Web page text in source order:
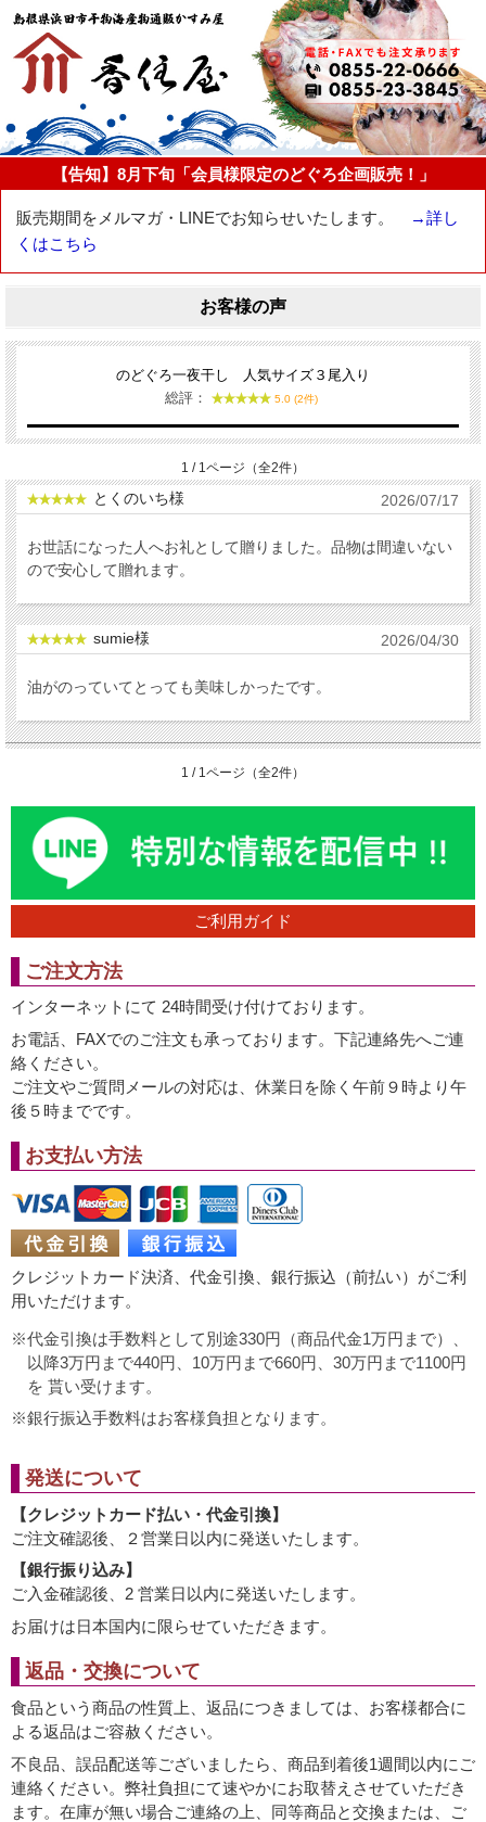
【告知】8月下旬「会員様限定のどぐろ企画販売！」
販売期間をメルマガ・LINEでお知らせいたします。
→詳し
くはこちら
お客様の声
のどぐろ一夜干し 人気サイズ３尾入り
総評：
5.0 (2件)
1 / 1ページ（全2件）
とくのいち様 2026/07/17
お世話になった人へお礼として贈りました。品物は間違いない
ので安心して贈れます。
sumie様 2026/04/30
油がのっていてとっても美味しかったです。
1 / 1ページ（全2件）
ご利用ガイド
ご注文方法
インターネットにて 24時間受け付けております。
お電話、FAXでのご注文も承っております。下記連絡先へご連
絡ください。
ご注文やご質問メールの対応は、休業日を除く午前９時より午
後５時までです。
お支払い方法
クレジットカード決済、代金引換、銀行振込（前払い）がご利
用いただけます。
代金引換は手数料として別途330円（商品代金1万円まで）、
以降3万円まで440円、10万円まで660円、30万円まで1100円
を 貰い受けます。
銀行振込手数料はお客様負担となります。
発送について
【クレジットカード払い・代金引換】
ご注文確認後、２営業日以内に発送いたします。
【銀行振り込み】
ご入金確認後、2 営業日以内に発送いたします。
お届けは日本国内に限らせていただきます。
返品・交換について
食品という商品の性質上、返品につきましては、お客様都合に
よる返品はご容赦ください。
不良品、誤品配送等ございましたら、商品到着後1週間以内にご
連絡ください。弊社負担にて速やかにお取替えさせていただき
ます。在庫が無い場合ご連絡の上、同等商品と交換または、ご